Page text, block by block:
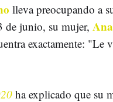
lleva preocupando a
de junio, su mujer,
exactamente: "Le
ha explicado que su